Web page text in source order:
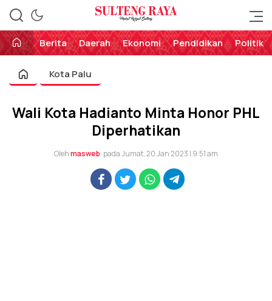
Sulteng Raya
Perekat Rakyat Sulteng
Berita
Daerah Ekonomi Pendidikan Politik
Kota Palu
Wali Kota Hadianto Minta Honor PHL
Diperhatikan
Olehmasweb pada Jumat, 20 Jan 2023 | 9:51 am